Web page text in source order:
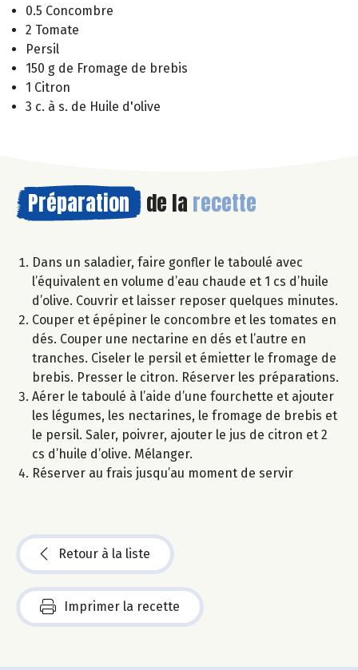
0.5 Concombre
2 Tomate
Persil
150 g de Fromage de brebis
1 Citron
3 c. à s. de Huile d'olive
Préparation de la recette
Dans un saladier, faire gonfler le taboulé avec
l’équivalent en volume d’eau chaude et 1 cs d’huile
d’olive. Couvrir et laisser reposer quelques minutes.
Couper et épépiner le concombre et les tomates en
dés. Couper une nectarine en dés et l’autre en
tranches. Ciseler le persil et émietter le fromage de
brebis. Presser le citron. Réserver les préparations.
Aérer le taboulé à l’aide d’une fourchette et ajouter
les légumes, les nectarines, le fromage de brebis et
le persil. Saler, poivrer, ajouter le jus de citron et 2
cs d’huile d’olive. Mélanger.
Réserver au frais jusqu’au moment de servir
Retour à la liste
Imprimer la recette